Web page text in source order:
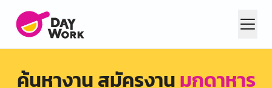
ค้นหางาน สมัครงานมุกดาหาร